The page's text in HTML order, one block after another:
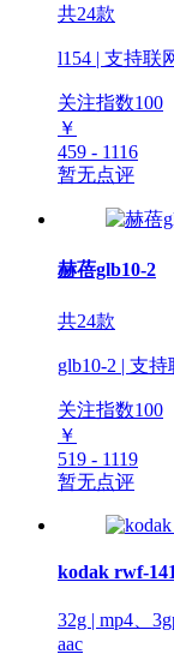
共24款
l154 | 支持联
关注指数100
￥
459 - 1116
暂无点评
赫蓓glb10-2
共24款
glb10-2 | 支持
关注指数100
￥
519 - 1119
暂无点评
kodak rwf-141
32g | mp4、
aac